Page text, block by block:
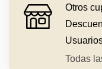
Otros
Todas